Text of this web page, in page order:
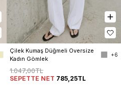
Çilek Kumaş Düğmeli Oversize
Kadın Gömlek
+6
1.047,00TL
SEPETTE NET 785,25TL